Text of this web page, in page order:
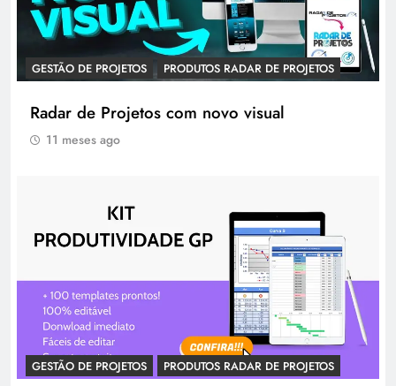
GESTÃO DE PROJETOS PRODUTOS RADAR DE PROJETOS
Radar de Projetos com novo visual
11 meses ago
GESTÃO DE PROJETOS PRODUTOS RADAR DE PROJETOS